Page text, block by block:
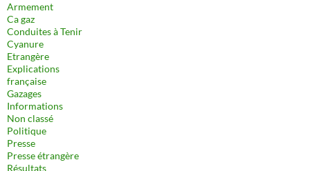
Armement
Ca gaz
Conduites à Tenir
Cyanure
Etrangère
Explications
française
Gazages
Informations
Non classé
Politique
Presse
Presse étrangère
Résultats